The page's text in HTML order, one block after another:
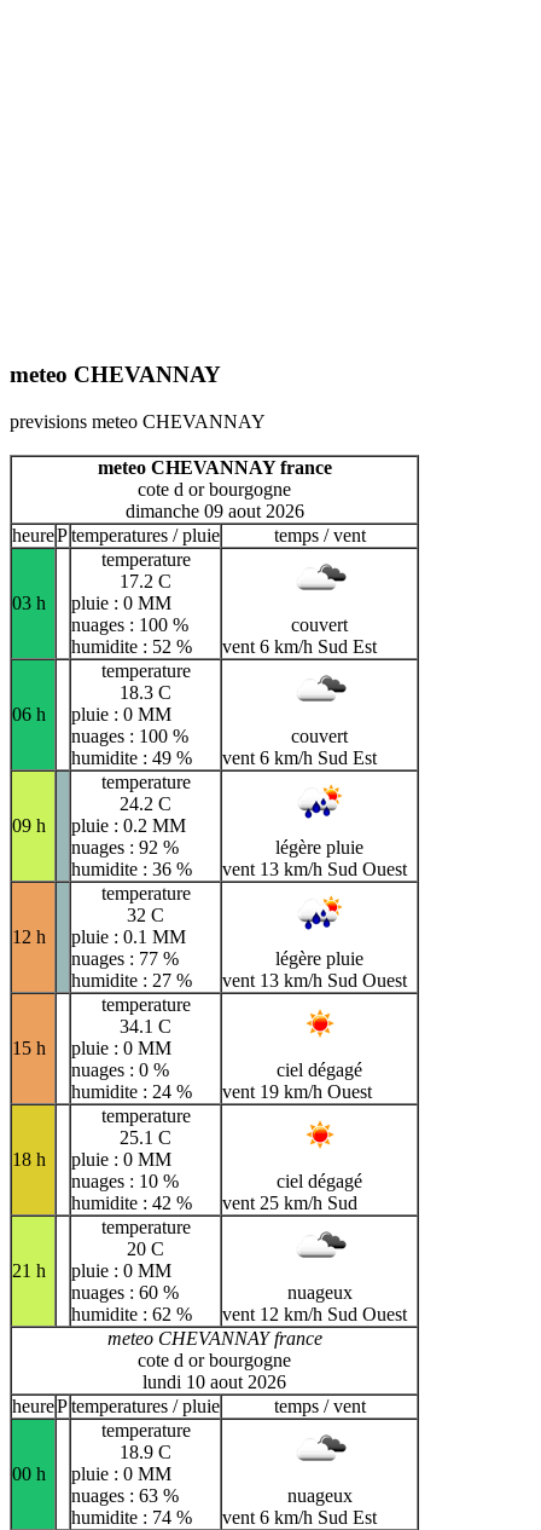
meteo CHEVANNAY
previsions meteo CHEVANNAY
meteo CHEVANNAY france
cote d or bourgogne
dimanche 09 aout 2026
heurePtemperatures / pluie temps / vent
03 h
temperature
17.2 C
pluie : 0 MM
nuages : 100 %
humidite : 52 %
couvert
vent 6 km/h Sud Est
06 h
temperature
18.3 C
pluie : 0 MM
nuages : 100 %
humidite : 49 %
couvert
vent 6 km/h Sud Est
09 h
temperature
24.2 C
pluie : 0.2 MM
nuages : 92 %
humidite : 36 %
légère pluie
vent 13 km/h Sud Ouest
12 h
temperature
32 C
pluie : 0.1 MM
nuages : 77 %
humidite : 27 %
légère pluie
vent 13 km/h Sud Ouest
15 h
temperature
34.1 C
pluie : 0 MM
nuages : 0 %
humidite : 24 %
ciel dégagé
vent 19 km/h Ouest
18 h
temperature
25.1 C
pluie : 0 MM
nuages : 10 %
humidite : 42 %
ciel dégagé
vent 25 km/h Sud
21 h
temperature
20 C
pluie : 0 MM
nuages : 60 %
humidite : 62 %
nuageux
vent 12 km/h Sud Ouest
meteo CHEVANNAY france
cote d or bourgogne
lundi 10 aout 2026
heurePtemperatures / pluie temps / vent
00 h
temperature
18.9 C
pluie : 0 MM
nuages : 63 %
humidite : 74 %
nuageux
vent 6 km/h Sud Est